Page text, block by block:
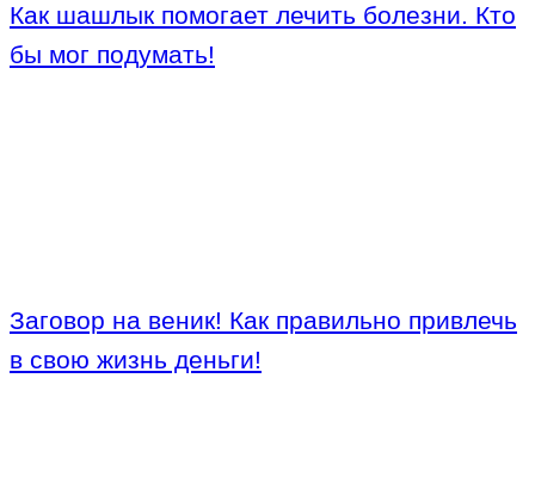
Как шашлык помогает лечить болезни. Кто
бы мог подумать!
Заговор на веник! Как правильно привлечь
в свою жизнь деньги!